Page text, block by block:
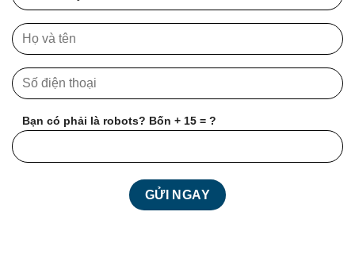
Bạn có phải là robots? Bốn + 15 = ?